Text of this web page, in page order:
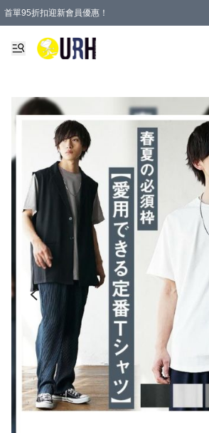
首單95折扣迎新會員優惠！
特選會員可享全單低至 95 折優惠！
單一訂單滿HKD600(澳門HKD800)包郵寄順豐送到家。